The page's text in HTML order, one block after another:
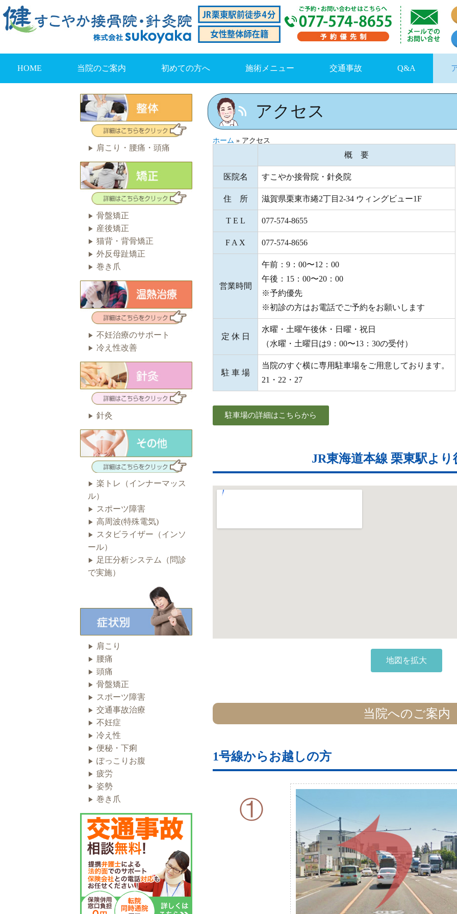
HOME 当院のご案内 初めての方へ 施術メニュー 交通事故 Q&A
アクセス
ホーム » アクセス
概 要
医院名 すこやか接骨院・針灸院
住 所 滋賀県栗東市綣2丁目2-34 ウィングビュー1F
T E L 077-574-8655
F A X 077-574-8656
営業時間
午前：9：00〜12：00
午後：15：00〜20：00
※予約優先
※初診の方はお電話でご予約をお願いします
定 休 日
水曜・土曜午後休・日曜・祝日
（水曜・土曜日は9：00〜13：30の受付）
駐 車 場
当院のすぐ横に専用駐車場をご用意しております。
21・22・27
駐車場の詳細はこちらから
JR東海道本線 栗東駅より
地図を拡大
当院へのご案内
1号線からお越しの方
①
肩こり・腰痛・頭痛
骨盤矯正
産後矯正
猫背・背骨矯正
外反母趾矯正
巻き爪
不妊治療のサポート
冷え性改善
針灸
楽トレ（インナーマッス
ル）
スポーツ障害
高周波(特殊電気)
スタビライザー（インソ
ール）
足圧分析システム（問診
で実施）
肩こり
腰痛
頭痛
骨盤矯正
スポーツ障害
交通事故治療
不妊症
冷え性
便秘・下痢
ぽっこりお腹
疲労
姿勢
巻き爪